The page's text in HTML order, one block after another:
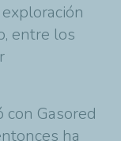
entre los
con Gasored
ha